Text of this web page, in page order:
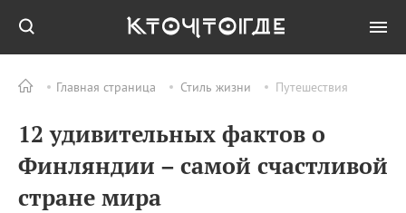
Главная страница Стиль жизни Путешествия
12 удивительных фактов о
Финляндии – самой счастливой
стране мира